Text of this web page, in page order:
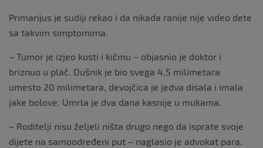
Primarijus je sudiji rekao i da nikada ranije nije video dete
sa takvim simptomima.
– Tumor je izjeo kosti i kičmu – objasnio je doktor i
briznuo u plač. Dušnik je bio svega 4,5 milimetara
umesto 20 milimetara, devojčica je jedva disala i imala
jake bolove. Umrla je dva dana kasnije u mukama.
– Roditelji nisu željeli ništa drugo nego da isprate svoje
dijete na samoodređeni put – naglasio je advokat para.